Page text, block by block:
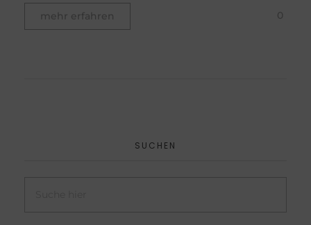
mehr erfahren 0
SUCHEN